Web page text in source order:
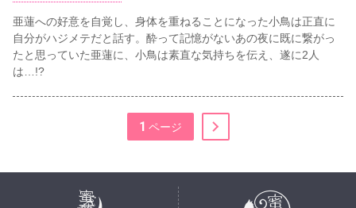
亜蓮への好意を自覚し、身体を重ねることになった小鳥は正直に
自分がハジメテだと話す。酔って記憶がないあの夜に既に繋がっ
たと思っていた亜蓮に、小鳥は素直な気持ちを伝え、遂に2人
は…!?
1